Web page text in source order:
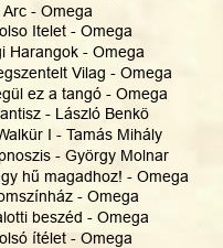
Arc - Omega
Itelet - Omega
Harangok - Omega
Vilag - Omega
ez a tangó - Omega
- László Benkö
I - Tamás Mihály
- György Molnar
hű magadhoz! - Omega
- Omega
beszéd - Omega
ítélet - Omega